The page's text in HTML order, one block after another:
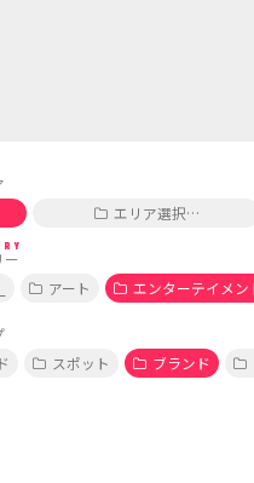
エリア選択…
ー
アート エンターテイメン
スポット ブランド